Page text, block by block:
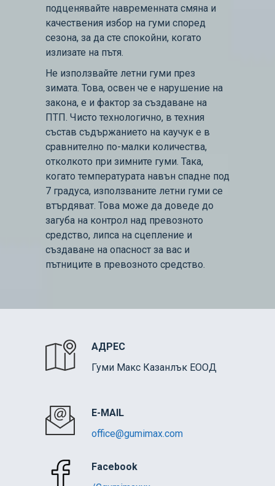
подценявайте навременната смяна и
качествения избор на гуми според
сезона, за да сте спокойни, когато
излизате на пътя.
Не използвайте летни гуми през
зимата. Това, освен че е нарушение на
закона, е и фактор за създаване на
ПТП. Чисто технологично, в техния
състав съдържанието на каучук е в
сравнително по-малки количества,
отколкото при зимните гуми. Така,
когато температурата навън спадне под
7 градуса, използваните летни гуми се
втърдяват. Това може да доведе до
загуба на контрол над превозното
средство, липса на сцепление и
създаване на опасност за вас и
пътниците в превозното средство.
АДРЕС
Гуми Макс Казанлък ЕООД
E-MAIL
office@gumimax.com
Facebook